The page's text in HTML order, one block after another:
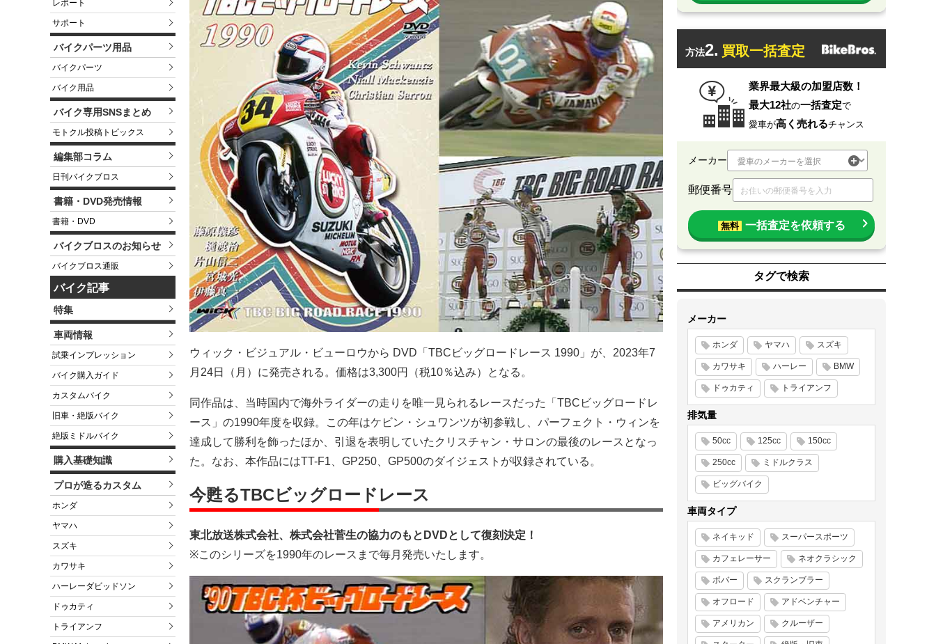
レポート
サポート
バイクパーツ用品
バイクパーツ
バイク用品
バイク専用SNSまとめ
モトクル投稿トピックス
編集部コラム
日刊バイクブロス
書籍・DVD発売情報
書籍・DVD
バイクブロスのお知らせ
バイクブロス通販
バイク記事
特集
車両情報
試乗インプレッション
バイク購入ガイド
カスタムバイク
旧車・絶版バイク
絶版ミドルバイク
購入基礎知識
プロが造るカスタム
ホンダ
ヤマハ
スズキ
カワサキ
ハーレーダビッドソン
ドゥカティ
トライアンフ
ウィック・ビジュアル・ビューロウから DVD「TBCビッグロードレース 1990」が、2023年7
月24日（月）に発売される。価格は3,300円（税10％込み）となる。
同作品は、当時国内で海外ライダーの走りを唯一見られるレースだった「TBCビッグロードレ
ース」の1990年度を収録。この年はケビン・シュワンツが初参戦し、パーフェクト・ウィンを
達成して勝利を飾ったほか、引退を表明していたクリスチャン・サロンの最後のレースとなっ
た。なお、本作品にはTT-F1、GP250、GP500のダイジェストが収録されている。
今甦るTBCビッグロードレース
東北放送株式会社、株式会社菅生の協力のもとDVDとして復刻決定！
※このシリーズを1990年のレースまで毎月発売いたします。
方法2. 買取一括査定
業界最大級の加盟店数！
最大12社の一括査定で
愛車が高く売れるチャンス
メーカー
郵便番号
無料 一括査定を依頼する
タグで検索
メーカー
ホンダ ヤマハ スズキ
カワサキ ハーレー BMW
ドゥカティ トライアンフ
排気量
50cc 125cc 150cc
250cc ミドルクラス
ビッグバイク
車両タイプ
ネイキッド スーパースポーツ
カフェレーサー ネオクラシック
ボバー スクランブラー
オフロード アドベンチャー
アメリカン クルーザー